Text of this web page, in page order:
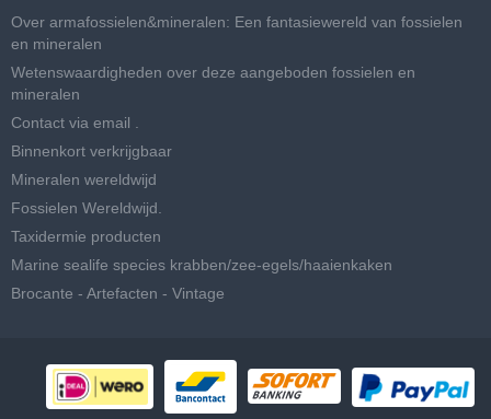
Over armafossielen&mineralen: Een fantasiewereld van fossielen
en mineralen
Wetenswaardigheden over deze aangeboden fossielen en
mineralen
Contact via email .
Binnenkort verkrijgbaar
Mineralen wereldwijd
Fossielen Wereldwijd.
Taxidermie producten
Marine sealife species krabben/zee-egels/haaienkaken
Brocante - Artefacten - Vintage